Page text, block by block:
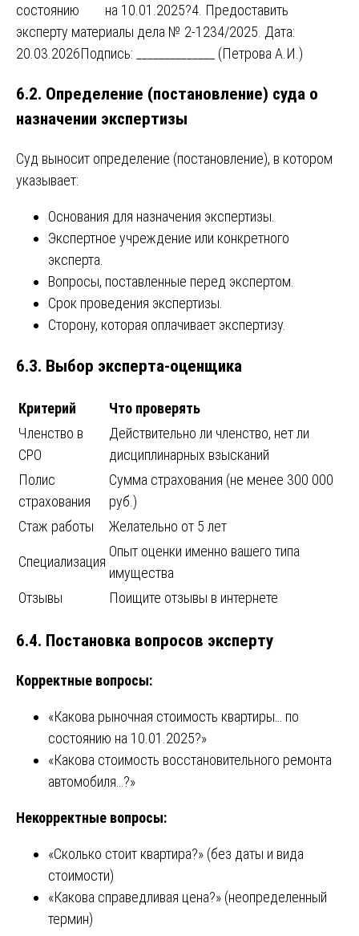
состоянию на 10.01.2025?4. Предоставить
эксперту материалы дела № 2-1234/2025. Дата:
20.03.2026Подпись: ______________ (Петрова А.И.)
6.2. Определение (постановление) суда о
назначении экспертизы
Суд выносит определение (постановление), в котором
указывает:
Основания для назначения экспертизы.
Экспертное учреждение или конкретного
эксперта.
Вопросы, поставленные перед экспертом.
Срок проведения экспертизы.
Сторону, которая оплачивает экспертизу.
6.3. Выбор эксперта-оценщика
Критерий
Что проверять
Членство в
СРО
Действительно ли членство, нет ли
дисциплинарных взысканий
Полис
страхования
Сумма страхования (не менее 300 000
руб.)
Стаж работы
Желательно от 5 лет
Специализация
Опыт оценки именно вашего типа
имущества
Отзывы
Поищите отзывы в интернете
6.4. Постановка вопросов эксперту
Корректные вопросы:
«Какова рыночная стоимость квартиры… по
состоянию на 10.01.2025?»
«Какова стоимость восстановительного ремонта
автомобиля…?»
Некорректные вопросы:
«Сколько стоит квартира?» (без даты и вида
стоимости)
«Какова справедливая цена?» (неопределенный
термин)